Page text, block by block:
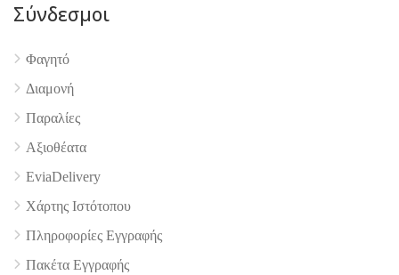
Σύνδεσμοι
Φαγητό
Διαμονή
Παραλίες
Αξιοθέατα
EviaDelivery
Χάρτης Ιστότοπου
Πληροφορίες Εγγραφής
Πακέτα Εγγραφής